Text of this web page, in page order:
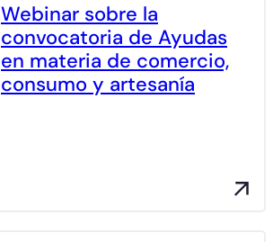
Webinar sobre la
convocatoria de Ayudas
en materia de comercio,
consumo y artesanía